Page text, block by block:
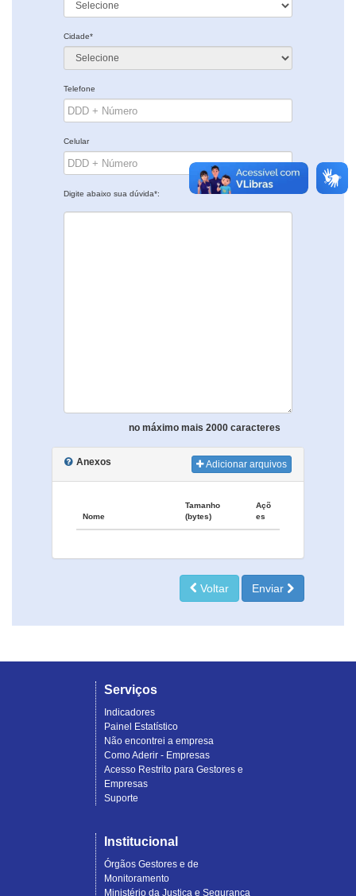
Cidade*
Telefone
Celular
Digite abaixo sua dúvida*:
no máximo mais 2000 caracteres
Anexos Adicionar arquivos
Nome
Tamanho
(bytes)
Açõ
es
Voltar Enviar
Serviços
Indicadores
Painel Estatístico
Não encontrei a empresa
Como Aderir - Empresas
Acesso Restrito para Gestores e
Empresas
Suporte
Institucional
Órgãos Gestores e de
Monitoramento
Ministério da Justiça e Segurança